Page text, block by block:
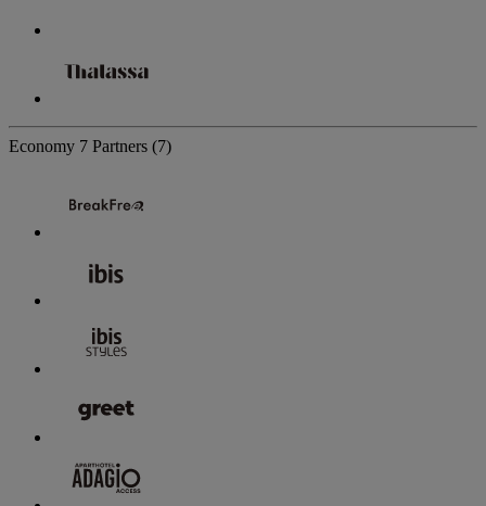
Economy 7 Partners (7)